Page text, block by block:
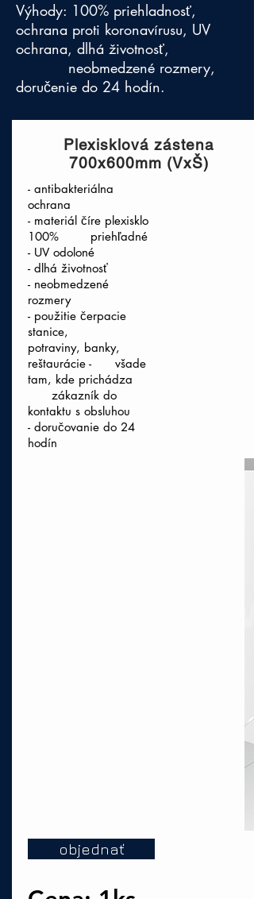
Výhody: 100% priehladnosť,
ochrana proti koronavírusu, UV
ochrana, dlhá životnosť,
neobmedzené rozmery,
doručenie do 24 hodín.
Plexisklová zástena
700x600mm (VxŠ)
- antibakteriálna
ochrana
- materiál číre plexisklo
100% priehľadné
- UV odoloné
- dlhá životnosť
- neobmedzené
rozmery
- použitie čerpacie
stanice,
potraviny, banky,
reštaurácie - všade
tam, kde prichádza
zákazník do
kontaktu s obsluhou
- doručovanie do 24
hodín
objednať